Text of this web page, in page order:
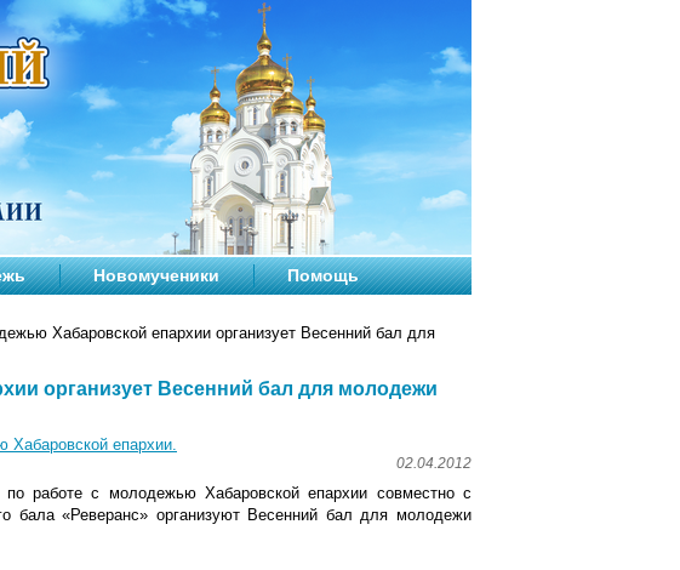
Новомученики Помощь
Хабаровской епархии организует Весенний бал для
организует Весенний бал для молодежи
епархии.
02.04.2012
работе с молодежью Хабаровской епархии совместно с
бала «Реверанс» организуют Весенний бал для молодежи